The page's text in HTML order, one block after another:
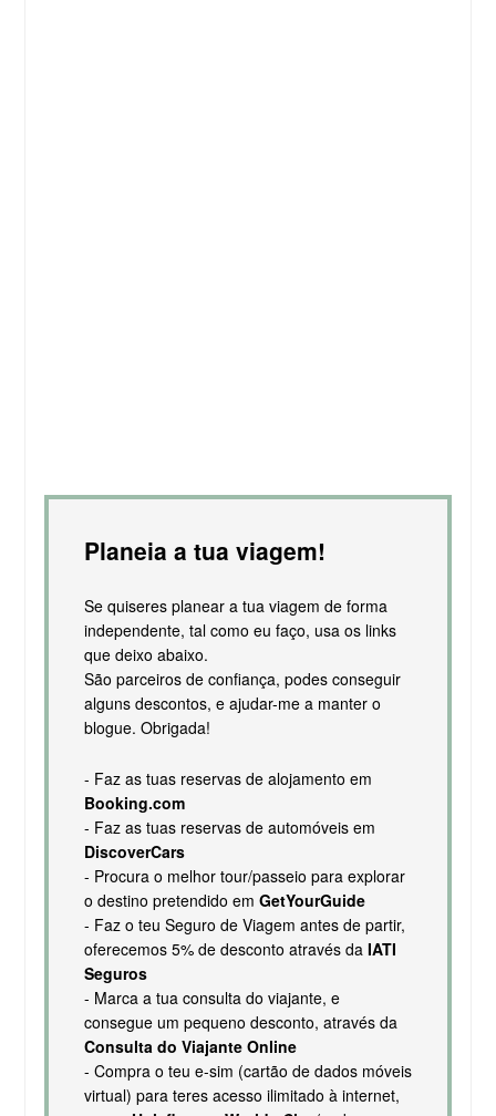
Planeia a tua viagem!
Se quiseres planear a tua viagem de forma
independente, tal como eu faço, usa os links
que deixo abaixo.
São parceiros de confiança, podes conseguir
alguns descontos, e ajudar-me a manter o
blogue. Obrigada!
- Faz as tuas reservas de alojamento em
Booking.com
- Faz as tuas reservas de automóveis em
DiscoverCars
- Procura o melhor tour/passeio para explorar
o destino pretendido em GetYourGuide
- Faz o teu Seguro de Viagem antes de partir,
oferecemos 5% de desconto através da IATI
Seguros
- Marca a tua consulta do viajante, e
consegue um pequeno desconto, através da
Consulta do Viajante Online
- Compra o teu e-sim (cartão de dados móveis
virtual) para teres acesso ilimitado à internet,